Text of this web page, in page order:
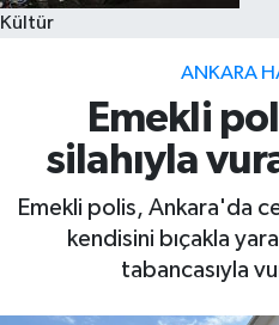
Kültür
ANKARA
Emekli
silahıyla
Emekli polis, Ankara'da
kendisini bıçakla
tabancasıyla